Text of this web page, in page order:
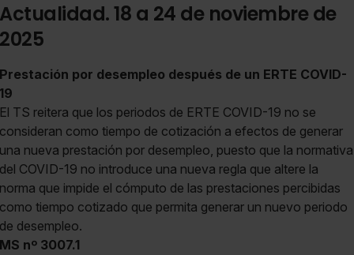
Actualidad. 18 a 24 de noviembre de
2025
Prestación por desempleo después de un ERTE COVID-
19
El TS reitera que los periodos de ERTE COVID-19 no se
consideran como tiempo de cotización a efectos de generar
una nueva prestación por desempleo, puesto que la normativa
del COVID-19 no introduce una nueva regla que altere la
norma que impide el cómputo de las prestaciones percibidas
como tiempo cotizado que permita generar un nuevo periodo
de desempleo.
MS nº 3007.1